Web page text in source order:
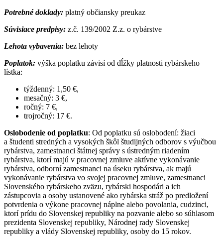
Potrebné doklady: platný občiansky preukaz
Súvisiace predpisy: z.č. 139/2002 Z.z. o rybárstve
Lehota vybavenia: bez lehoty
Poplatok: výška poplatku závisí od dĺžky platnosti rybárskeho
lístka:
týždenný: 1,50 €,
mesačný: 3 €,
ročný: 7 €,
trojročný: 17 €.
Oslobodenie od poplatku: Od poplatku sú oslobodení: žiaci
a študenti stredných a vysokých škôl študijných odborov s výučbou
rybárstva, zamestnanci štátnej správy s ústredným riadením
rybárstva, ktorí majú v pracovnej zmluve aktívne vykonávanie
rybárstva, odborní zamestnanci na úseku rybárstva, ak majú
vykonávanie rybárstva vo svojej pracovnej zmluve, zamestnanci
Slovenského rybárskeho zväzu, rybárski hospodári a ich
zástupcovia a osoby ustanovené ako rybárska stráž po predložení
potvrdenia o výkone pracovnej náplne alebo povolania, cudzinci,
ktorí prídu do Slovenskej republiky na pozvanie alebo so súhlasom
prezidenta Slovenskej republiky, Národnej rady Slovenskej
republiky a vlády Slovenskej republiky, osoby do 15 rokov.